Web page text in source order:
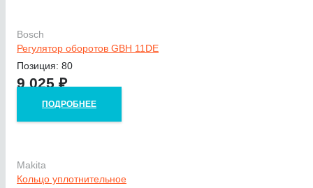
Bosch
Регулятор оборотов GBH 11DE
Позиция: 80
9 025₽
ПОДРОБНЕЕ
Makita
Кольцо уплотнительное